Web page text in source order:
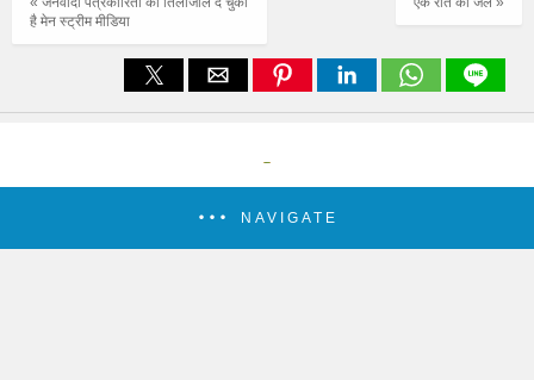
है मेन स्ट्रीम मीडिया